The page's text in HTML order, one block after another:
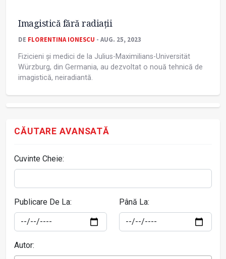
Imagistică fără radiaţii
DE FLORENTINA IONESCU - AUG. 25, 2023
Fizicieni și medici de la Julius-Maximilians-Universität
Würzburg, din Germania, au dezvoltat o nouă tehnică de
imagistică, neiradiantă.
CĂUTARE AVANSATĂ
Cuvinte Cheie:
Publicare De La: Până La:
Autor: